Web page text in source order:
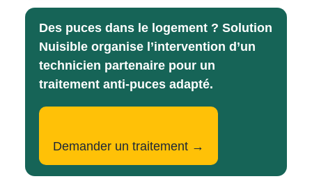
Des puces dans le logement ? Solution
Nuisible organise l’intervention d’un
technicien partenaire pour un
traitement anti-puces adapté.
Demander un traitement →